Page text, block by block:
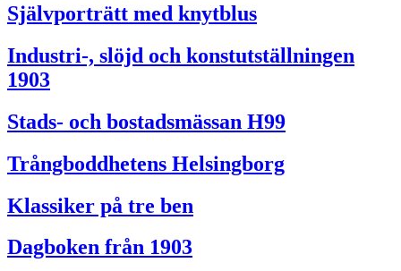
Självporträtt med knytblus
Industri-, slöjd och konstutställningen
1903
Stads- och bostadsmässan H99
Trångboddhetens Helsingborg
Klassiker på tre ben
Dagboken från 1903